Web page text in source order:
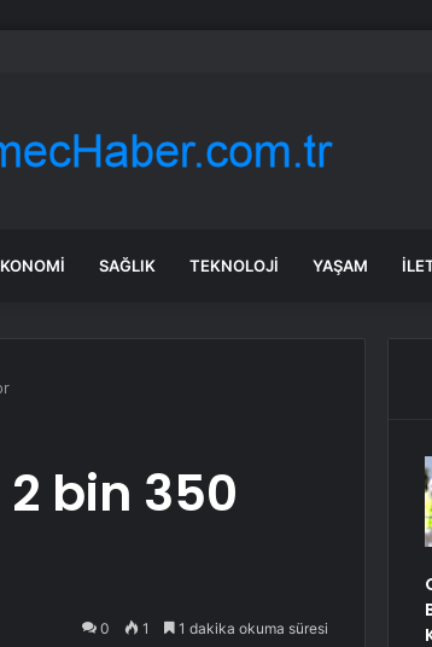
Bayraktaroğlu, Bangladeş Kara Kuvvetleri Komutanı’nı
SAĞLIK TEKNOLOJI YAŞAM
bin 350
0 1 1 dakika okuma süresi